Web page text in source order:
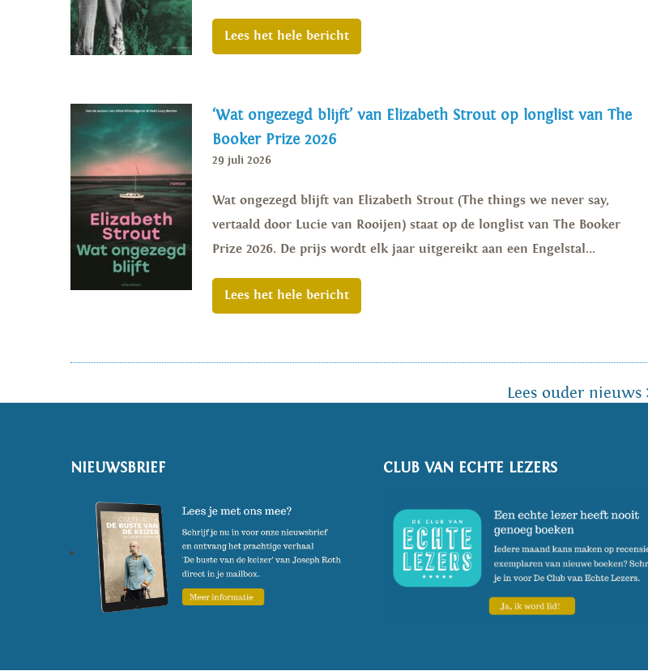
Lees het hele bericht
‘Wat ongezegd blijft’ van Elizabeth Strout op longlist van The
Booker Prize 2026
29 juli 2026
Wat ongezegd blijft van Elizabeth Strout (The things we never say,
vertaald door Lucie van Rooijen) staat op de longlist van The Booker
Prize 2026. De prijs wordt elk jaar uitgereikt aan een Engelstal...
Lees het hele bericht
Lees ouder nieuws
NIEUWSBRIEF CLUB VAN ECHTE LEZERS